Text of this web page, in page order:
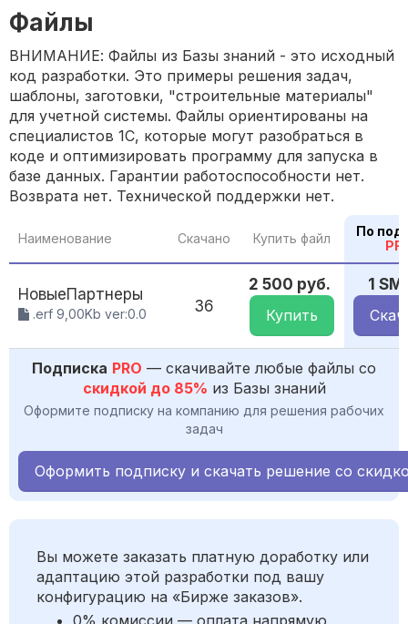
Файлы
ВНИМАНИЕ: Файлы из Базы знаний - это исходный
код разработки. Это примеры решения задач,
шаблоны, заготовки, "строительные материалы"
для учетной системы. Файлы ориентированы на
специалистов 1С, которые могут разобраться в
коде и оптимизировать программу для запуска в
базе данных. Гарантии работоспособности нет.
Возврата нет. Технической поддержки нет.
Наименование Скачано Купить файл
По
НовыеПартнеры
.erf 9,00Kb ver:0.0 36
2 500 руб.
Купить
1 SM
Подписка PRO — скачивайте любые файлы со
скидкой до 85% из Базы знаний
Оформите подписку на компанию для решения рабочих
задач
Оформить подписку и скачать решение со
Вы можете заказать платную доработку или
адаптацию этой разработки под вашу
конфигурацию на «Бирже заказов».